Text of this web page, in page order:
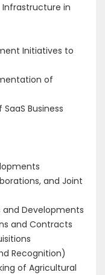
in
Initiatives to
of
Business
and Joint
Developments
Contracts
of Agricultural